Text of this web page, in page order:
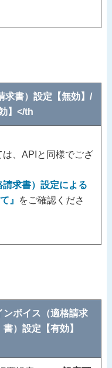
求書）設定【無効】/
】</th
、APIと同様でござ
請求書）設定による
』
をご確認くださ
ンボイス（適格請求
書）設定【有効】